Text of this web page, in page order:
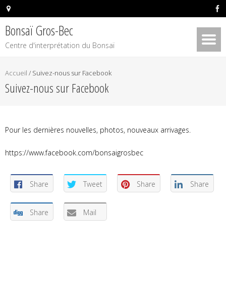
Bonsaï Gros-Bec
Centre d'interprétation du Bonsaï
Accueil / Suivez-nous sur Facebook
Suivez-nous sur Facebook
Pour les dernières nouvelles, photos, nouveaux arrivages.
https://www.facebook.com/bonsaigrosbec
Share Tweet Share Share
Share Mail